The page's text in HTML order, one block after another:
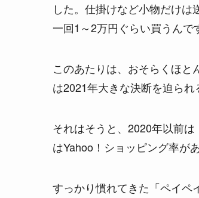
した。仕掛けなど小物だけ
一回1～2万円ぐらい買うんで
このあたりは、おそらくほ
は2021年大きな決断を迫られ
それはそうと、2020年以前
はYahoo！ショッピング率が
すっかり慣れてきた「ペイペ